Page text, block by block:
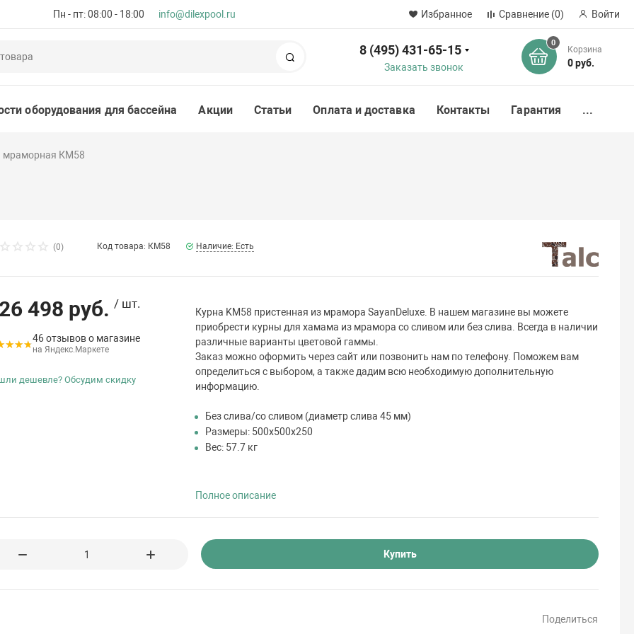
Пн - пт: 08:00 - 18:00 info@dilexpool.ru Избранное Сравнение (0) Войти
8 (495) 431-65-15
Заказать звонок
0
Корзина
0 руб.
оборудования для бассейна Акции Статьи Оплата и доставка Контакты Гарантия ...
мраморная КМ58
(0) Код товара: КМ58 Наличие: Есть
498 руб. / шт.
46 отзывов о магазине
на Яндекс.Маркете
дешевле? Обсудим скидку
Курна KM58 пристенная из мрамора SayanDeluxe. В нашем магазине вы можете
приобрести курны для хамама из мрамора со сливом или без слива. Всегда в наличии
различные варианты цветовой гаммы.
Заказ можно оформить через сайт или позвонить нам по телефону. Поможем вам
определиться с выбором, а также дадим всю необходимую дополнительную
информацию.
Без слива/со сливом (диаметр слива 45 мм)
Размеры: 500х500х250
Вес: 57.7 кг
Полное описание
Купить
Поделиться